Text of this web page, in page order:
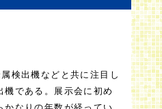
出機などと共に注目し
である。展示会に初め